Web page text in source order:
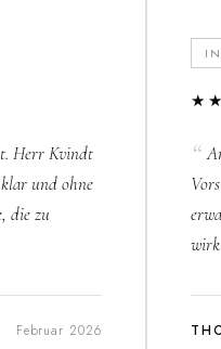
Herr Kvindt
und ohne
die zu
Februar 2026